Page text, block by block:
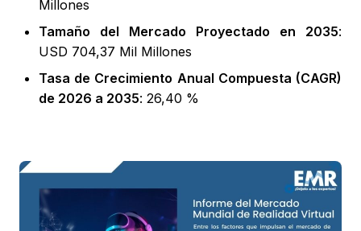
Millones
Tamaño del Mercado Proyectado en 2035:
USD 704,37 Mil Millones
Tasa de Crecimiento Anual Compuesta (CAGR)
de 2026 a 2035: 26,40 %